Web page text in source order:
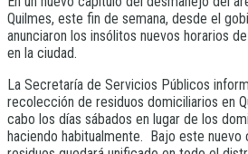
Quilmes, este fin de semana, desde el
anunciaron los insólitos nuevos horarios
en la ciudad.
La Secretaría de Servicios Públicos
recolección de residuos domiciliarios en
cabo los días sábados en lugar de los
haciendo habitualmente. Bajo este